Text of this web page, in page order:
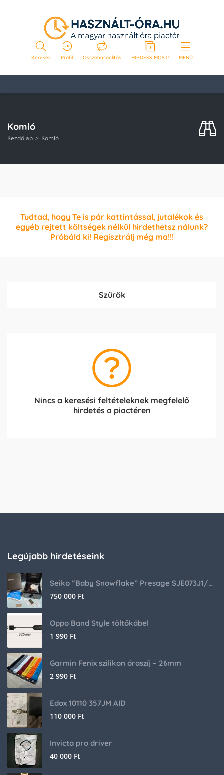
Keresés Profil Összehasonlítás HIRDESS MOST! MENÜ
Komló
Kezdőlap Komló
Tudtad, hogy Te is pár kattintással, jutalékok és
egyéb rejtett költségek nélkül hirdethetsz nálunk?
Próbáld ki! Regisztrálj még ma!!!
Szűrők
Nincs a keresési feltételeknek megfelelő
hirdetés a piactéren
Legújabb hirdetéseink
Seiko “Baby Snowflake” Presage SJE073J1/SARA015 Limited Edition
750 000 Ft
Oppo Band Style töltőkábel
1 990 Ft
Garmin Fenix szilikon óraszíj – 26mm
2 990 Ft
Edox 10110 357JM AID
110 000 Ft
Invicta pro driver
40 000 Ft